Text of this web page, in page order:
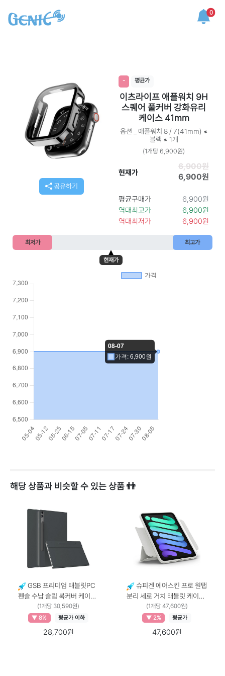
0
공유하기
- 평균가
이츠라이프 애플워치 9H
스퀘어 풀커버 강화유리
케이스 41mm
옵션 _ 애플워치 8 / 7(41mm) ×
블랙 × 1개
(1개당 6,900원)
현재가
6,900원
6,900원
평균구매가
6,900원
역대최고가
6,900원
역대최저가
6,900원
최고가
최저가
현재가
해당 상품과 비슷할 수 있는 상품 👬
GSB 프리미엄 태블릿PC
펜슬 수납 슬림 북커버 케이스
차콜블랙 × 갤럭시탭 S10FE /
S9FE / S9 × 1개
(1개당 30,590원)
▼ 8%
평균가 이하
28,700원
슈피겐 에어스킨 프로 원탭
분리 세로 거치 태블릿 케이스
커버형 ACS09164 적용모델
× 색상 × 수량, 아이패드 미니
7세대(A17 Pro) / 미니 6세대
× 그레이 × 1개
(1개당 47,600원)
▼ 2%
평균가
47,600원